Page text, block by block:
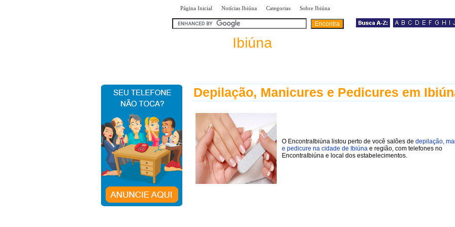
Página Inicial Notícias Ibiúna Categorias Sobre Ibiúna
Ibiúna
Depilação, Manicures e Pedicures em
O EncontraIbiúna listou perto de você salões de depilação,
e pedicure na cidade de Ibiúna e região, com telefones no
EncontraIbiúna e local dos estabelecimentos.